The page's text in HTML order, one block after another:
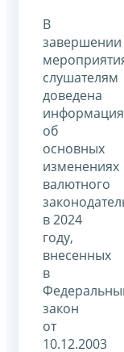
В
завершении
слушателям
доведена
информация
об
основных
изменениях
валютного
в 2024
году,
внесенных
в
закон
от
10.12.2003